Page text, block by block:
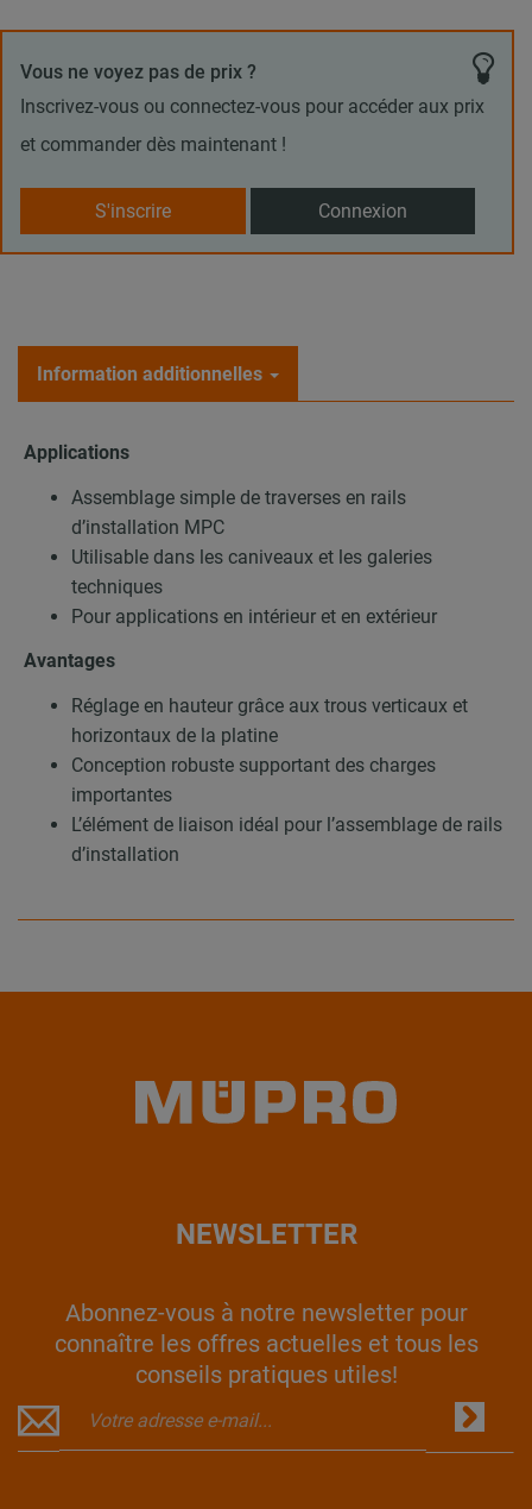
Vous ne voyez pas de prix ?
Inscrivez-vous ou connectez-vous pour accéder aux prix
et commander dès maintenant !
S'inscrire Connexion
Information additionnelles
Applications
Assemblage simple de traverses en rails
d’installation MPC
Utilisable dans les caniveaux et les galeries
techniques
Pour applications en intérieur et en extérieur
Avantages
Réglage en hauteur grâce aux trous verticaux et
horizontaux de la platine
Conception robuste supportant des charges
importantes
L’élément de liaison idéal pour l’assemblage de rails
d’installation
NEWSLETTER
Abonnez-vous à notre newsletter pour
connaître les offres actuelles et tous les
conseils pratiques utiles!